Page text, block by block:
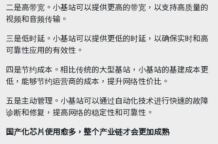
二是高带宽。小基站可以提供更高的带宽，以支持高质量的
视频和音频传输。
三是低时延。小基站可以提供更低的时延，以确保实时和高
可靠性应用的有效性。
四是节约成本。相比传统的大型基站，小基站的基建成本更
低，能够节约运营商的成本，提升网络性价比。
五是主动管理。小基站可以通过自动化技术进行快速的故障
诊断和修复，提高网络的稳定性和可靠性。
国产化芯片使用愈多，整个产业链才会更加成熟